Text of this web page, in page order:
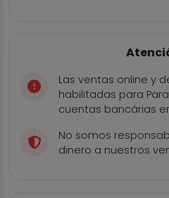
Las ventas online y
habilitadas para
cuentas bancárias
No somos
dinero a nuestros